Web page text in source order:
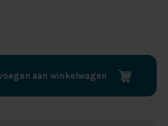
aan winkelwagen